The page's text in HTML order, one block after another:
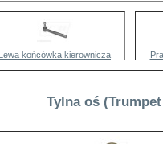
Lewa końcówka kierownicza
Tylna oś